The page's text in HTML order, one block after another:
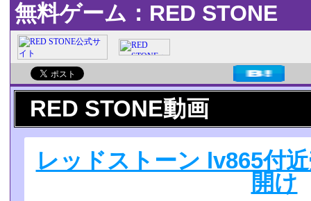
無料ゲーム：RED STONE
RED STONE動画
レッドストーン lv865付
開け